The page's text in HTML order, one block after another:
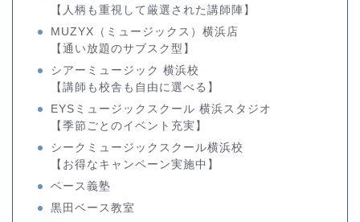
【人柄も重視して厳選された講師陣】
MUZYX（ミュージックス）横浜店
【通い放題のサブスク型】
シアーミュージック 横浜校
【講師も校舎も自由に選べる】
EYSミュージックスクール 横浜スタジオ
【季節ごとのイベント充実】
シークミュージックスクール横浜校
【お得なキャンペーン実施中】
ベース義塾
黒田ベース教室